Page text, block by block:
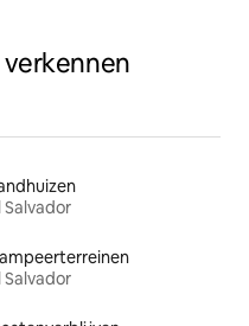
Salvador
Salvador